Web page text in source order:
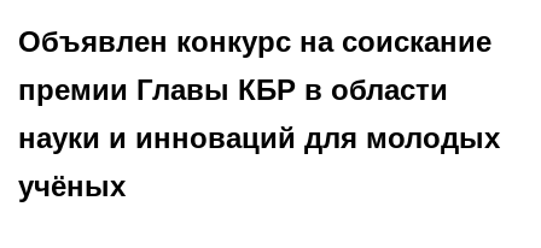
Объявлен конкурс на соискание
премии Главы КБР в области
науки и инноваций для молодых
учёных